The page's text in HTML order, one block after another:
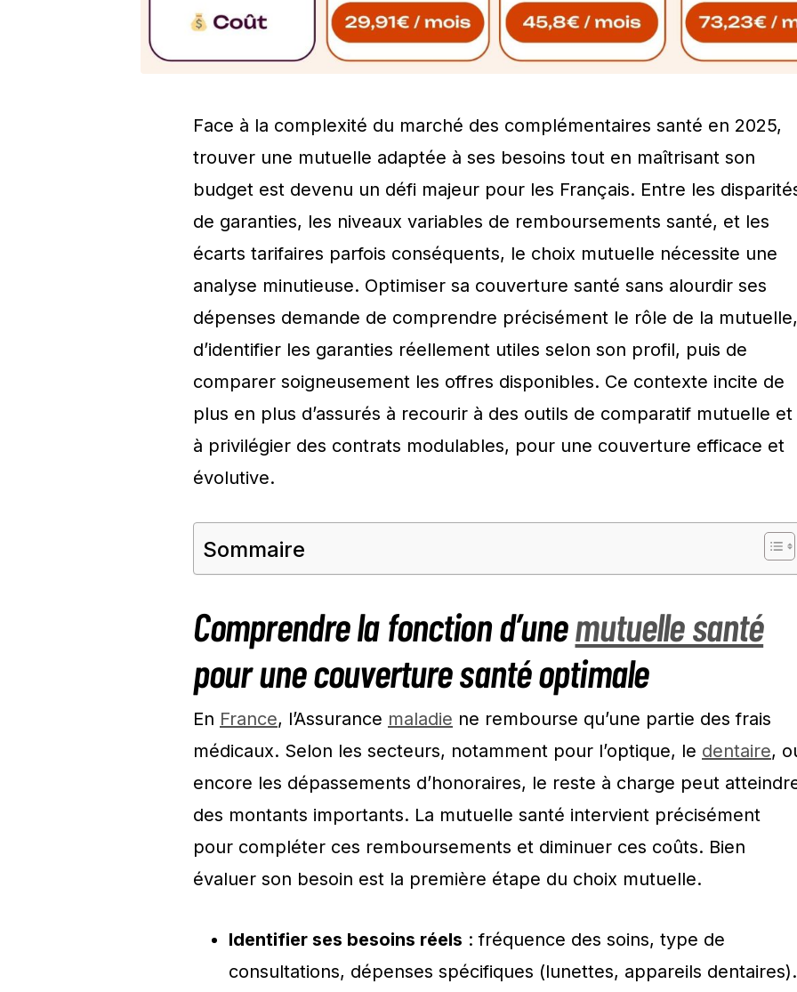
Face à la complexité du marché des complémentaires santé en 2025,
trouver une mutuelle adaptée à ses besoins tout en maîtrisant son
budget est devenu un défi majeur pour les Français. Entre les
de garanties, les niveaux variables de remboursements santé, et les
écarts tarifaires parfois conséquents, le choix mutuelle nécessite une
analyse minutieuse. Optimiser sa couverture santé sans alourdir ses
dépenses demande de comprendre précisément le rôle de la mutuelle,
d’identifier les garanties réellement utiles selon son profil, puis de
comparer soigneusement les offres disponibles. Ce contexte incite de
plus en plus d’assurés à recourir à des outils de comparatif mutuelle et
à privilégier des contrats modulables, pour une couverture efficace et
évolutive.
Sommaire
Comprendre la fonction d’unemutuelle santé
pour une couverture santé optimale
En France, l’Assurance maladie ne rembourse qu’une partie des frais
médicaux. Selon les secteurs, notamment pour l’optique, le dentaire,
encore les dépassements d’honoraires, le reste à charge peut
des montants importants. La mutuelle santé intervient précisément
pour compléter ces remboursements et diminuer ces coûts. Bien
évaluer son besoin est la première étape du choix mutuelle.
Identifier ses besoins réels : fréquence des soins, type de
consultations, dépenses spécifiques (lunettes, appareils dentaires).